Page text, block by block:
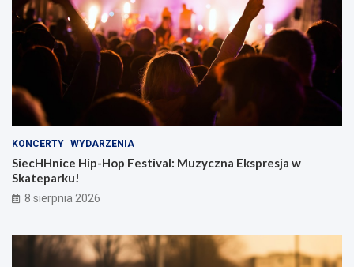
KONCERTY WYDARZENIA
SiecHHnice Hip-Hop Festival: Muzyczna Ekspresja w
Skateparku!
8 sierpnia 2026